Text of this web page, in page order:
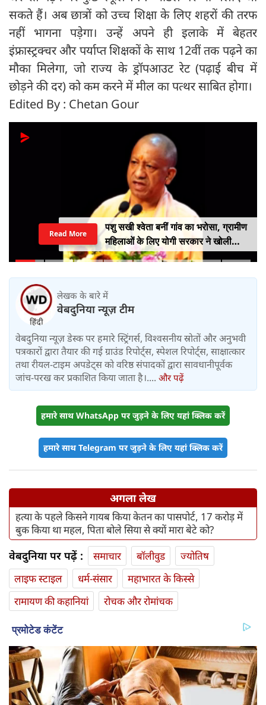
सकते हैं। अब छात्रों को उच्च शिक्षा के लिए शहरों की तरफ
नहीं भागना पड़ेगा। उन्हें अपने ही इलाके में बेहतर
इंफ्रास्ट्रक्चर और पर्याप्त शिक्षकों के साथ 12वीं तक पढ़ने का
मौका मिलेगा, जो राज्य के ड्रॉपआउट रेट (पढ़ाई बीच में
छोड़ने की दर) को कम करने में मील का पत्थर साबित होगा।
Edited By : Chetan Gour
पशु सखी श्वेता बनीं गांव का भरोसा, ग्रामीण
महिलाओं के लिए योगी सरकार ने खोली
आत्मनिर्भरता की राह
Read More
लेखक के बारे में
वेबदुनिया न्यूज़ टीम
वेबदुनिया न्यूज़ डेस्क पर हमारे स्ट्रिंगर्स, विश्वसनीय स्रोतों और अनुभवी
पत्रकारों द्वारा तैयार की गई ग्राउंड रिपोर्ट्स, स्पेशल रिपोर्ट्स, साक्षात्कार
तथा रीयल-टाइम अपडेट्स को वरिष्ठ संपादकों द्वारा सावधानीपूर्वक
जांच-परख कर प्रकाशित किया जाता है।.... और पढ़ें
हमारे साथ WhatsApp पर जुड़ने के लिए यहां क्लिक करें
हमारे साथ Telegram पर जुड़ने के लिए यहां क्लिक करें
अगला लेख
हत्या के पहले किसने गायब किया केतन का पासपोर्ट, 17 करोड़ में
बुक किया था महल, पिता बोले सिया से क्यों मारा बेटे को?
वेबदुनिया पर पढ़ें : समाचार बॉलीवुड
ज्योतिष
लाइफ स्‍टाइल
धर्म-संसार
महाभारत के किस्से
रामायण की कहानियां
रोचक और रोमांचक